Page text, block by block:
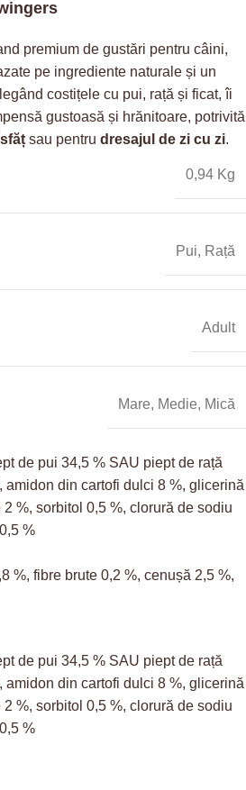
premium de gustări pentru câini,
pe ingrediente naturale și un
costițele cu pui, rață și ficat, îi
gustoasă și hrănitoare, potrivită
sau pentru dresajul de zi cu zi.
0,94 Kg
Pui, Rață
Adult
Mare, Medie, Mică
de pui 34,5 % SAU piept de rață
amidon din cartofi dulci 8 %, glicerină
%, sorbitol 0,5 %, clorură de sodiu
%
%, fibre brute 0,2 %, cenușă 2,5 %,
de pui 34,5 % SAU piept de rață
amidon din cartofi dulci 8 %, glicerină
%, sorbitol 0,5 %, clorură de sodiu
%